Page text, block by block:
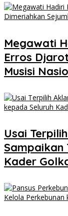
Megawati
Erros
Musisi
Usai
Sampaikan
Kader